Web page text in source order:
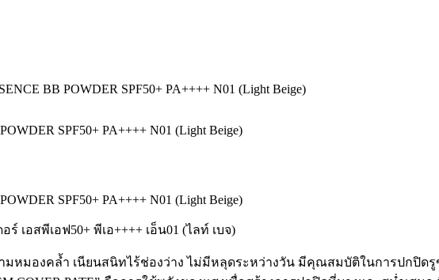
BB POWDER SPF50+ PA++++ N01 (Light Beige)
SPF50+ PA++++ N01 (Light Beige)
SPF50+ PA++++ N01 (Light Beige)
เอสพีเอฟ50+ พีเอ++++ เอ็น01 (ไลท์ เบจ)
มองคล้ำ เนียนสนิทไร้ช่องว่าง ไม่มีหลุดระหว่างวัน มีคุณสมบัติในการปกปิดรู